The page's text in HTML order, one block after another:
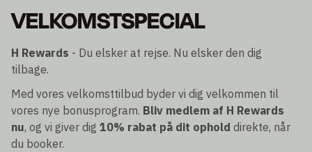
VELKOMSTSPECIAL
H Rewards - Du elsker at rejse. Nu elsker den dig
tilbage.
Med vores velkomsttilbud byder vi dig velkommen til
vores nye bonusprogram. Bliv medlem af H Rewards
nu, og vi giver dig 10% rabat på dit ophold direkte, når
du booker.